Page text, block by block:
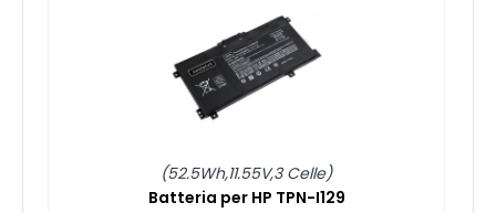
(52.5Wh,11.55V,3 Celle)
Batteria per HP TPN-I129